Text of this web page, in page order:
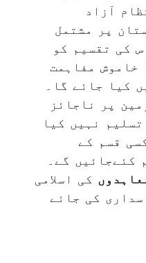
آزاد
پر مشتمل
کی تقسیم کو
خاموش مفاہمت
کیا جائے گا۔
پر ناجائز
نہیں کیا
قسم کے
کئےجائیں گے۔
کی اسلامی
کی جائے